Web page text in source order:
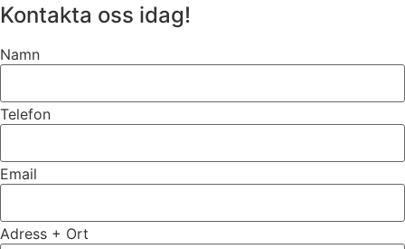
Kontakta oss idag!
Namn
Telefon
Email
Adress + Ort